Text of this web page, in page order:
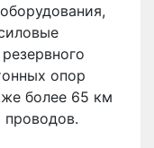
опор
более 65 км
проводов.